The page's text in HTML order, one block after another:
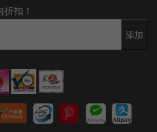
扣！
添加